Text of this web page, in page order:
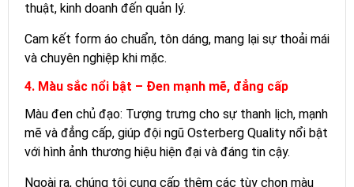
thuật, kinh doanh đến quản lý.
Cam kết form áo chuẩn, tôn dáng, mang lại sự thoải mái
và chuyên nghiệp khi mặc.
4. Màu sắc nổi bật – Đen mạnh mẽ, đẳng cấp
Màu đen chủ đạo: Tượng trưng cho sự thanh lịch, mạnh
mẽ và đẳng cấp, giúp đội ngũ Osterberg Quality nổi bật
với hình ảnh thương hiệu hiện đại và đáng tin cậy.
Ngoài ra, chúng tôi cung cấp thêm các tùy chọn màu